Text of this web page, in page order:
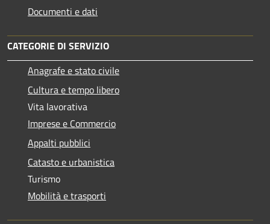
Documenti e dati
CATEGORIE DI SERVIZIO
Anagrafe e stato civile
Cultura e tempo libero
Vita lavorativa
Imprese e Commercio
Appalti pubblici
Catasto e urbanistica
Turismo
Mobilità e trasporti